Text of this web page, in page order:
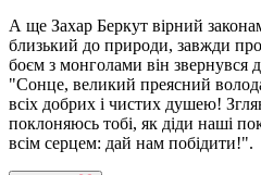
А ще Захар Беркут вірний
близький до природи, завжди
боєм з монголами він звернувся
"Сонце, великий преясний
всіх добрих і чистих душею!
поклоняюсь тобі, як діди наші
всім серцем: дай нам побідити!".